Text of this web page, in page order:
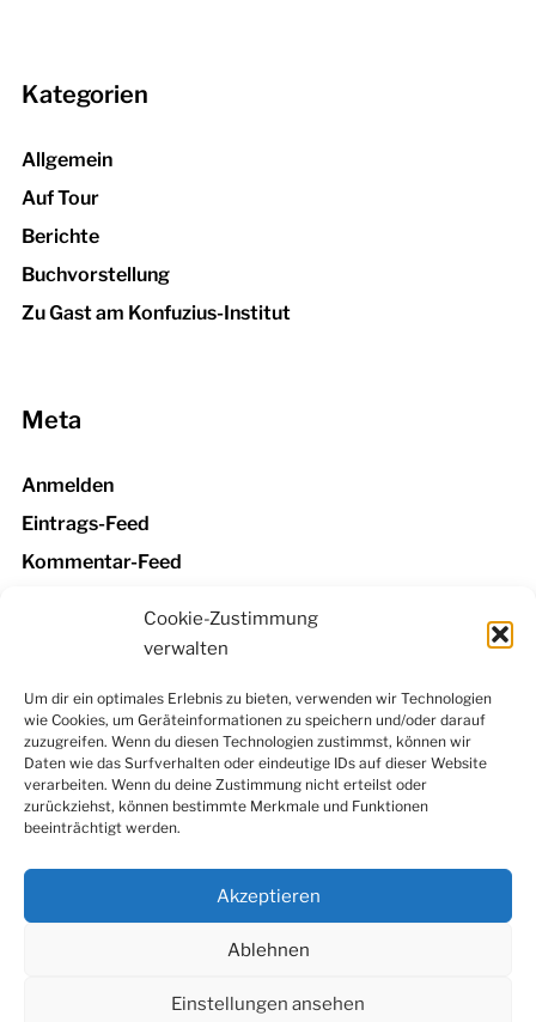
Cookie-Zustimmung
verwalten
Um dir ein optimales Erlebnis zu bieten, verwenden wir Technologien
wie Cookies, um Geräteinformationen zu speichern und/oder darauf
zuzugreifen. Wenn du diesen Technologien zustimmst, können wir
Daten wie das Surfverhalten oder eindeutige IDs auf dieser Website
verarbeiten. Wenn du deine Zustimmung nicht erteilst oder
zurückziehst, können bestimmte Merkmale und Funktionen
beeinträchtigt werden.
Akzeptieren
Ablehnen
Einstellungen ansehen
Kategorien
Allgemein
Auf Tour
Berichte
Buchvorstellung
Zu Gast am Konfuzius-Institut
Meta
Anmelden
Eintrags-Feed
Kommentar-Feed
Facebook Instagram LinkedIn
YouTube
Newsletter
Richtlinie (EU)
© 2022 Konfuzius-Institut Metropole Ruhr